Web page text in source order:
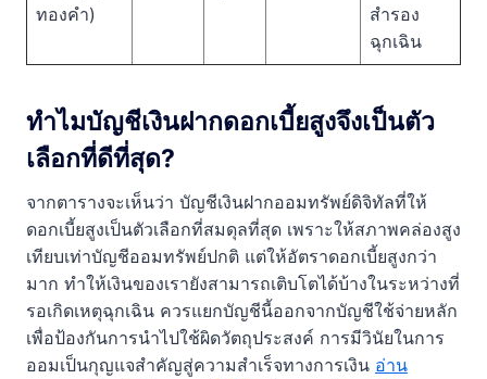
ทองคำ)
สำรอง
ฉุกเฉิน
ทำไมบัญชีเงินฝากดอกเบี้ยสูงจึงเป็นตัว
เลือกที่ดีที่สุด?
จากตารางจะเห็นว่า บัญชีเงินฝากออมทรัพย์ดิจิทัลที่ให้
ดอกเบี้ยสูงเป็นตัวเลือกที่สมดุลที่สุด เพราะให้สภาพคล่องสูง
เทียบเท่าบัญชีออมทรัพย์ปกติ แต่ให้อัตราดอกเบี้ยสูงกว่า
มาก ทำให้เงินของเรายังสามารถเติบโตได้บ้างในระหว่างที่
รอเกิดเหตุฉุกเฉิน ควรแยกบัญชีนี้ออกจากบัญชีใช้จ่ายหลัก
เพื่อป้องกันการนำไปใช้ผิดวัตถุประสงค์ การมีวินัยในการ
ออมเป็นกุญแจสำคัญสู่ความสำเร็จทางการเงิน อ่าน